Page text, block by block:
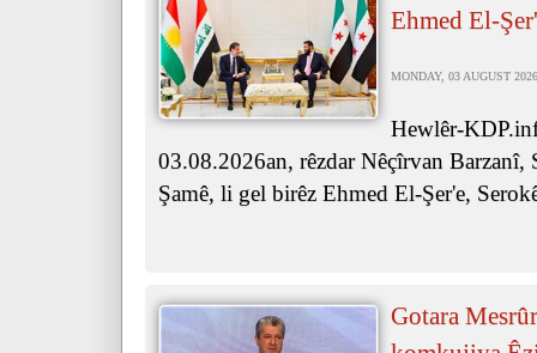
Ehmed El-
MONDAY, 03 AUGUST
Hewlêr-
03.08.2026an, rêzdar Nêçîrvan Barzanî,
Şamê, li gel birêz Ehmed El-Şer'e,
Gotara